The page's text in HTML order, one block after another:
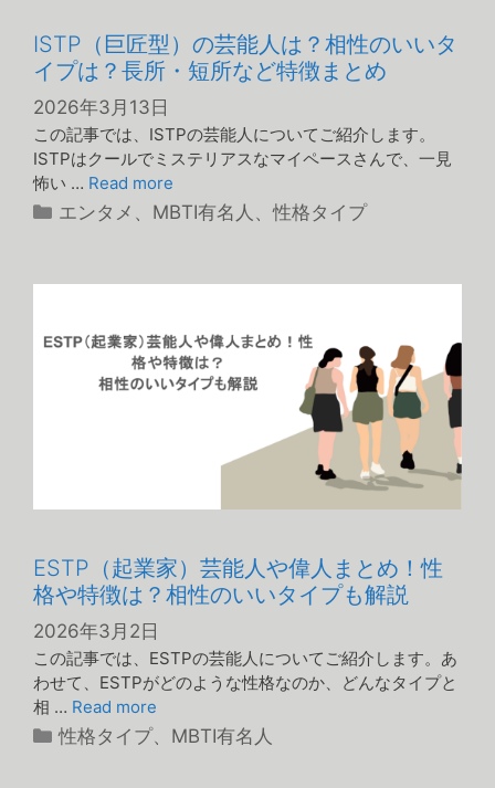
ISTP（巨匠型）の芸能人は？相性のいいタ
イプは？長所・短所など特徴まとめ
2026年3月13日
この記事では、ISTPの芸能人についてご紹介します。
ISTPはクールでミステリアスなマイペースさんで、一見
怖い … Read more
カ
リ
エンタメ 、 MBTI有名人 、性格タイプ
ESTP（起業家）芸能人や偉人まとめ！性
格や特徴は？相性のいいタイプも解説
2026年3月2日
この記事では、ESTPの芸能人についてご紹介します。あ
わせて、ESTPがどのような性格なのか、どんなタイプと
相 … Read more
カ
性格タイプ、 MBTI有名人